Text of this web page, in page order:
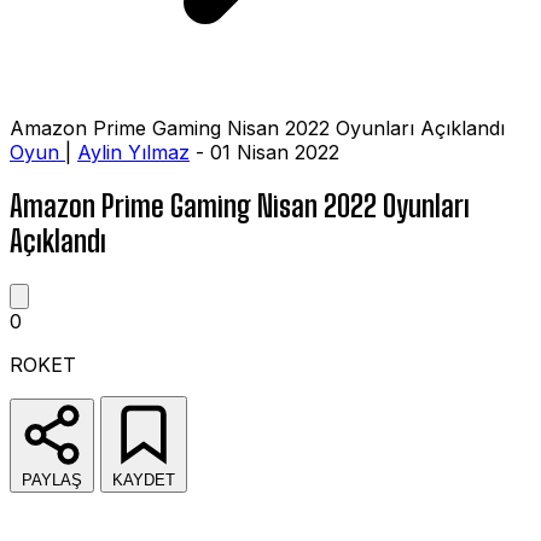
Amazon Prime Gaming Nisan 2022 Oyunları Açıklandı
Oyun
Aylin Yılmaz - 01 Nisan 2022
Amazon Prime Gaming Nisan 2022 Oyunları
Açıklandı
0
ROKET
PAYLAŞ KAYDET